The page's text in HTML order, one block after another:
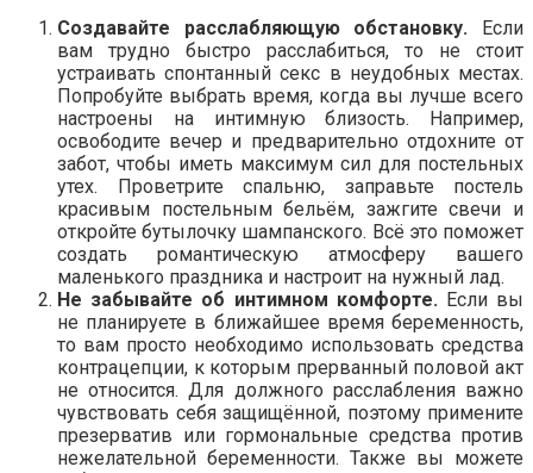
Создавайте расслабляющую обстановку. Если
вам трудно быстро расслабиться, то не стоит
устраивать спонтанный секс в неудобных местах.
Попробуйте выбрать время, когда вы лучше всего
настроены на интимную близость. Например,
освободите вечер и предварительно отдохните от
забот, чтобы иметь максимум сил для постельных
утех. Проветрите спальню, заправьте постель
красивым постельным бельём, зажгите свечи и
откройте бутылочку шампанского. Всё это поможет
создать романтическую атмосферу вашего
маленького праздника и настроит на нужный лад.
Не забывайте об интимном комфорте.Если вы
не планируете в ближайшее время беременность,
то вам просто необходимо использовать средства
контрацепции, к которым прерванный половой акт
не относится. Для должного расслабления важно
чувствовать себя защищённой, поэтому примените
презерватив или гормональные средства против
нежелательной беременности. Также вы можете